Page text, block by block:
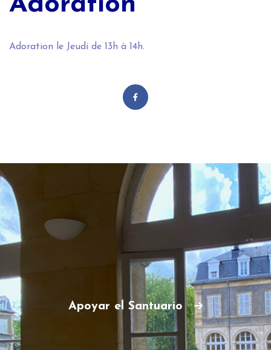
Adoration le Jeudi de 13h à 14h.
Apoyar el Santuario